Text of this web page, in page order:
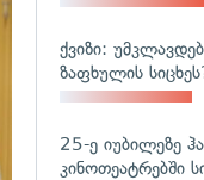
ქვიზი:
ზაფხულის
25-ე იუბილეზე
კინოთეატრებში